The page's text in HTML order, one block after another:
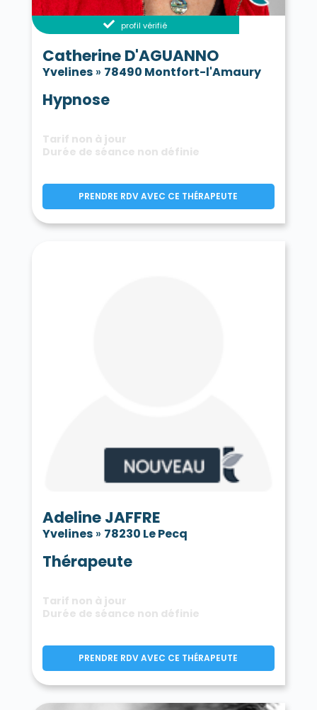
profil vérifié
Catherine D'AGUANNO
Yvelines» 78490 Montfort-l'Amaury
Hypnose
Tarif non à jour
Durée de séance non définie
PRENDRE RDV AVEC CE THÉRAPEUTE
Adeline JAFFRE
Yvelines» 78230 Le Pecq
Thérapeute
Tarif non à jour
Durée de séance non définie
PRENDRE RDV AVEC CE THÉRAPEUTE